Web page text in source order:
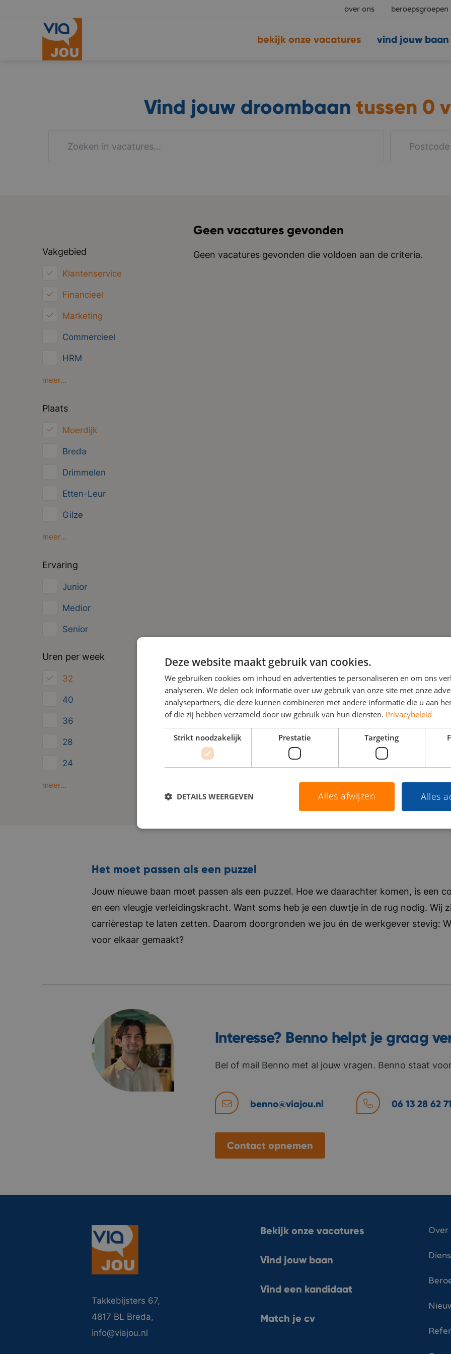
over ons beroepsgroepen
vind jouw baan
bekijk onze vacatures
Vind jouw droombaan tussen 0
Vakgebied
Klantenservice
Financieel
Marketing
Commercieel
HRM
Inkoop/Logistiek
meer...
Plaats
Moerdijk
Breda
Drimmelen
Etten-Leur
Gilze
Oosterhout
meer...
Ervaring
Junior
Medior
Senior
Uren per week
32
40
36
28
24
Minder dan 24
meer...
Geen vacatures gevonden
Geen vacatures gevonden die voldoen aan de criteria.
Het moet passen als een puzzel
Jouw nieuwe baan moet passen als een puzzel. Hoe we daarachter komen, is een
en een vleugje verleidingskracht. Want soms heb je een duwtje in de rug nodig. Wij
carrièrestap te laten zetten. Daarom doorgronden we jou én de werkgever stevig:
voor elkaar gemaakt?
Interesse? Benno helpt je graag
Bel of mail Benno met al jouw vragen. Benno staat
benno@viajou.nl 06 13 28 62
Contact opnemen
Takkebijsters 67,
4817 BL Breda,
info@viajou.nl
Bekijk onze vacatures
Vind jouw baan
Vind een kandidaat
Match je cv
Over
Deze website maakt gebruik van cookies.
We gebruiken cookies om inhoud en advertenties te personaliseren en om ons
analyseren. We delen ook informatie over uw gebruik van onze site met onze
analysepartners, die deze kunnen combineren met andere informatie die u aan
of die zij hebben verzameld door uw gebruik van hun diensten. Privacybeleid
Strikt noodzakelijk Prestatie Targeting
Alles
Alles afwijzen
DETAILS WEERGEVEN